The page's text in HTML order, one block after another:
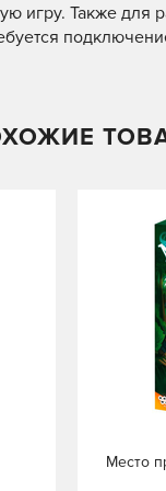
игру. Также для
Место